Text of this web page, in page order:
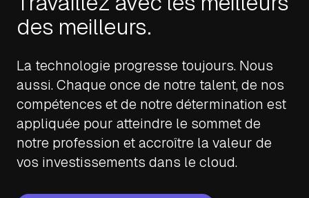
des meilleurs.
La technologie progresse toujours. Nous
aussi. Chaque once de notre talent, de nos
compétences et de notre détermination est
appliquée pour atteindre le sommet de
notre profession et accroître la valeur de
vos investissements dans le cloud.